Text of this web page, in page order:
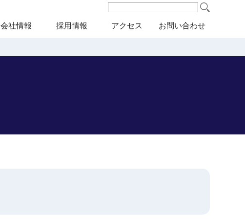
会社情報 採用情報 アクセス お問い合わせ